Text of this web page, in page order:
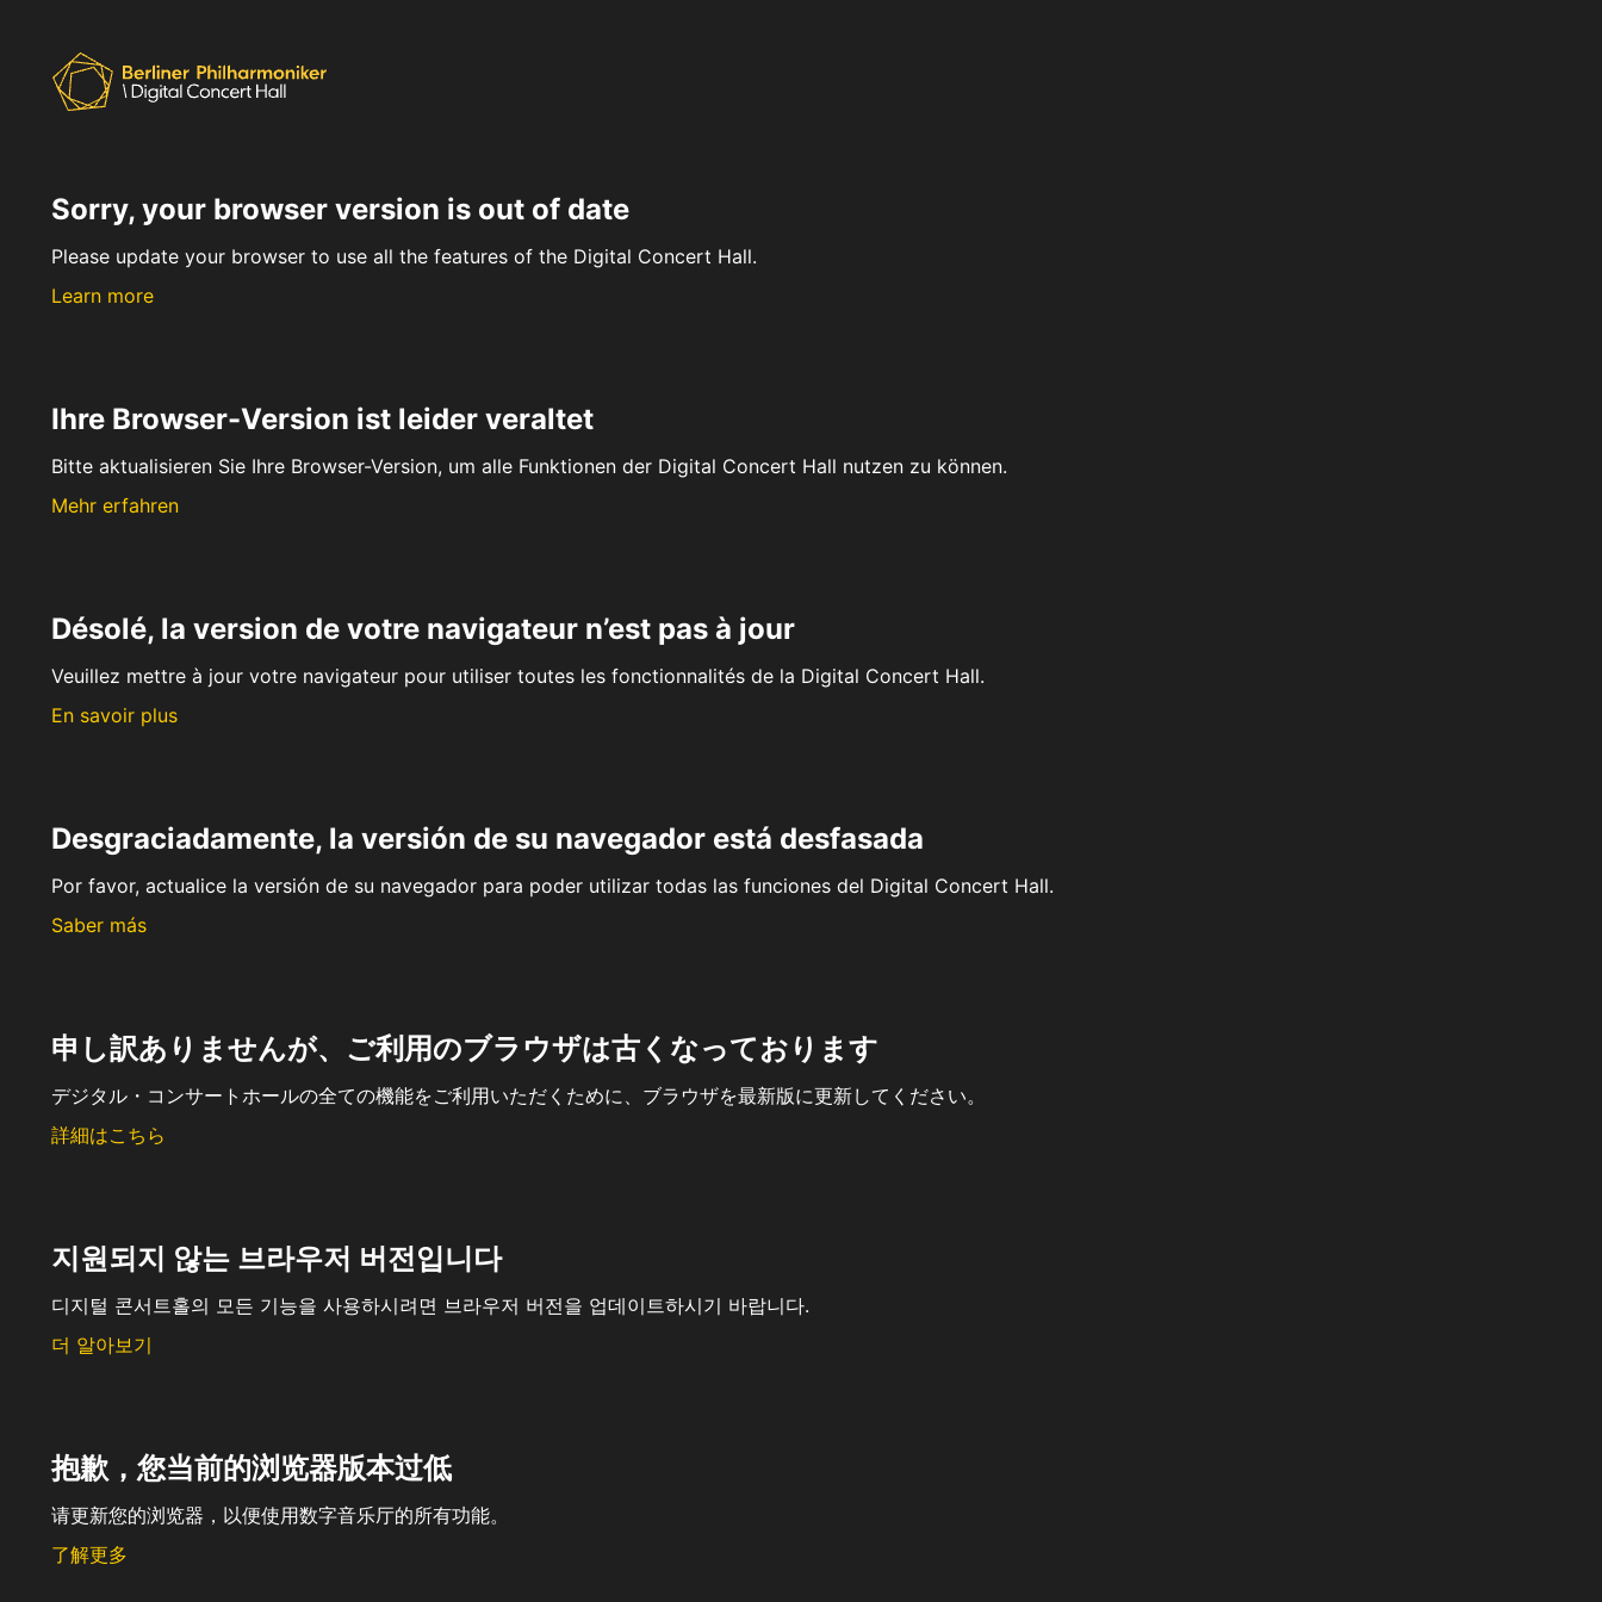
Sorry, your browser version is out of date
Please update your browser to use all the features of the Digital Concert Hall.
Learn more
Ihre Browser-Version ist leider veraltet
Bitte aktualisieren Sie Ihre Browser-Version, um alle Funktionen der Digital Concert Hall nutzen zu können.
Mehr erfahren
Désolé, la version de votre navigateur n’est pas à jour
Veuillez mettre à jour votre navigateur pour utiliser toutes les fonctionnalités de la Digital Concert Hall.
En savoir plus
Desgraciadamente, la versión de su navegador está desfasada
Por favor, actualice la versión de su navegador para poder utilizar todas las funciones del Digital Concert Hall.
Saber más
申し訳ありませんが、ご利用のブラウザは古くなっております
デジタル・コンサートホールの全ての機能をご利用いただくために、ブラウザを最新版に更新してください。
詳細はこちら
지원되지 않는 브라우저 버전입니다
디지털 콘서트홀의 모든 기능을 사용하시려면 브라우저 버전을 업데이트하시기 바랍니다.
더 알아보기
抱歉，您当前的浏览器版本过低
请更新您的浏览器，以便使用数字音乐厅的所有功能。
了解更多